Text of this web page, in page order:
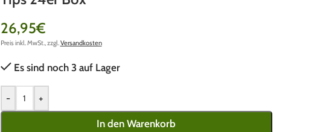
26,95€
Preis inkl. MwSt., zzgl.Versandkosten
Es sind noch 3 auf Lager
- +
In den Warenkorb